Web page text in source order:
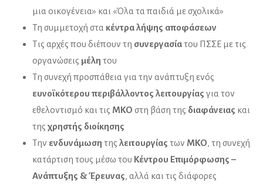
μια οικογένεια» και «Όλα τα παιδιά με σχολικά»
Τη συμμετοχή στα κέντρα λήψης αποφάσεων
Τις αρχές που διέπουν τη συνεργασίατου ΠΣΣΕ με τις
οργανώσεις μέλη του
Τη συνεχή προσπάθεια για την ανάπτυξη ενός
ευνοϊκότερου περιβάλλοντος λειτουργίας για τον
εθελοντισμό και τις ΜΚΟ στη βάση της διαφάνειας και
της χρηστής διοίκησης
Την ενδυνάμωση της λειτουργίας των ΜΚΟ, τη συνεχή
κατάρτιση τους μέσω του Κέντρου Επιμόρφωσης –
Ανάπτυξης & Έρευνας, αλλά και τις διάφορες